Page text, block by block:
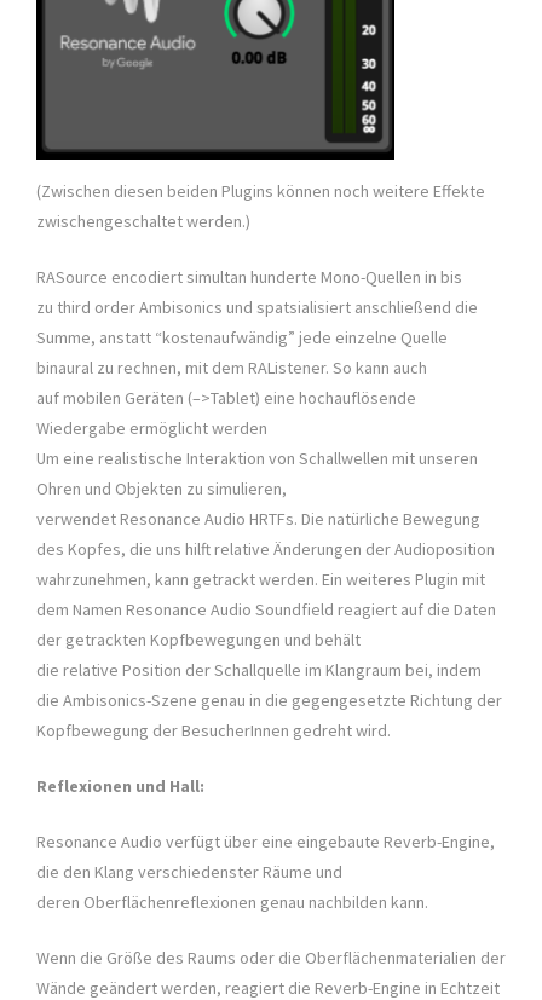
(Zwischen diesen beiden Plugins können noch weitere Effekte
zwischengeschaltet werden.)
RASource encodiert simultan hunderte Mono-Quellen in bis
zu third order Ambisonics und spatsialisiert anschließend die
Summe, anstatt “kostenaufwändig” jede einzelne Quelle
binaural zu rechnen, mit dem RAListener. So kann auch
auf mobilen Geräten (–>Tablet) eine hochauflösende
Wiedergabe ermöglicht werden
Um eine realistische Interaktion von Schallwellen mit unseren
Ohren und Objekten zu simulieren,
verwendet Resonance Audio HRTFs. Die natürliche Bewegung
des Kopfes, die uns hilft relative Änderungen der Audioposition
wahrzunehmen, kann getrackt werden. Ein weiteres Plugin mit
dem Namen Resonance Audio Soundfield reagiert auf die Daten
der getrackten Kopfbewegungen und behält
die relative Position der Schallquelle im Klangraum bei, indem
die Ambisonics-Szene genau in die gegengesetzte Richtung der
Kopfbewegung der BesucherInnen gedreht wird.
Reflexionen und Hall:
Resonance Audio verfügt über eine eingebaute Reverb-Engine,
die den Klang verschiedenster Räume und
deren Oberflächenreflexionen genau nachbilden kann.
Wenn die Größe des Raums oder die Oberflächenmaterialien der
Wände geändert werden, reagiert die Reverb-Engine in Echtzeit